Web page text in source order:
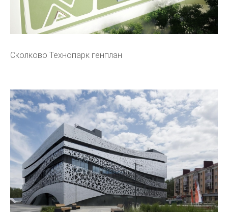
Сколково Технопарк генплан